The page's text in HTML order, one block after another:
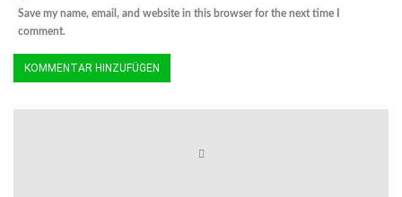
Save my name, email, and website in this browser for the next time I
comment.